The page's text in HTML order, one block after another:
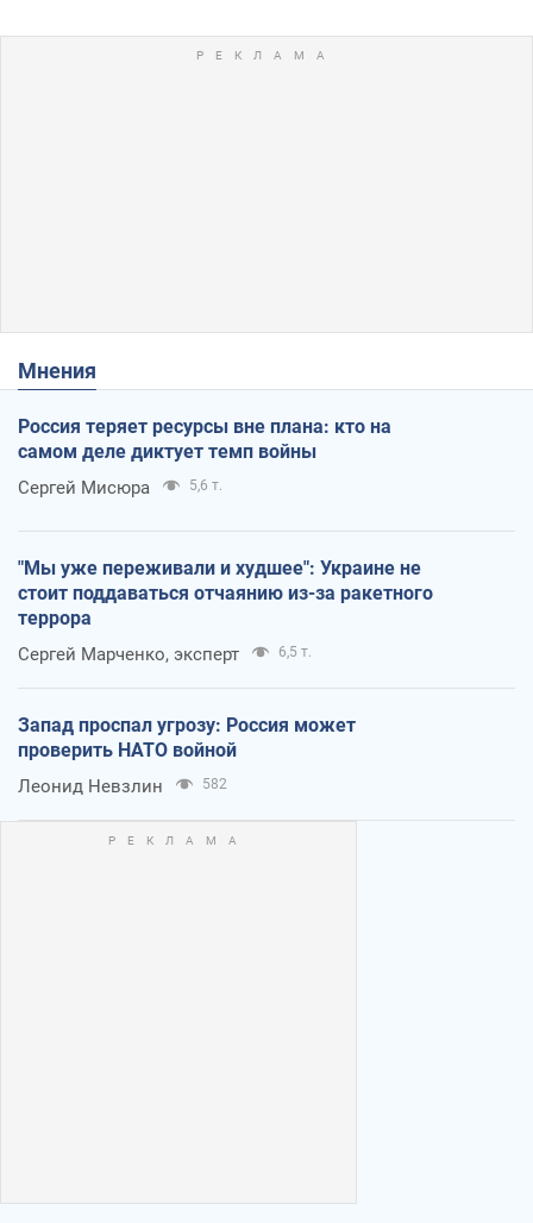
Мнения
Россия теряет ресурсы вне плана: кто на
самом деле диктует темп войны
Сергей Мисюра 5,6 т.
"Мы уже переживали и худшее": Украине не
стоит поддаваться отчаянию из-за ракетного
террора
Сергей Марченко, эксперт 6,5 т.
Запад проспал угрозу: Россия может
проверить НАТО войной
Леонид Невзлин 582